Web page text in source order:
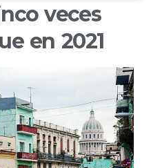
veces
en 2021